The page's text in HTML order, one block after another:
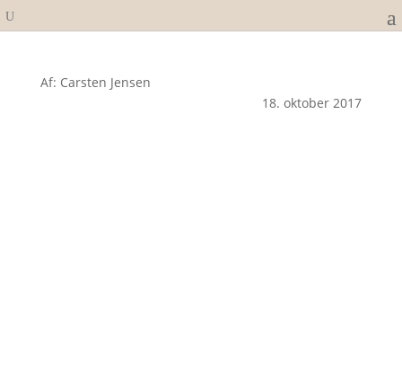
Af: Carsten Jensen
18. oktober 2017